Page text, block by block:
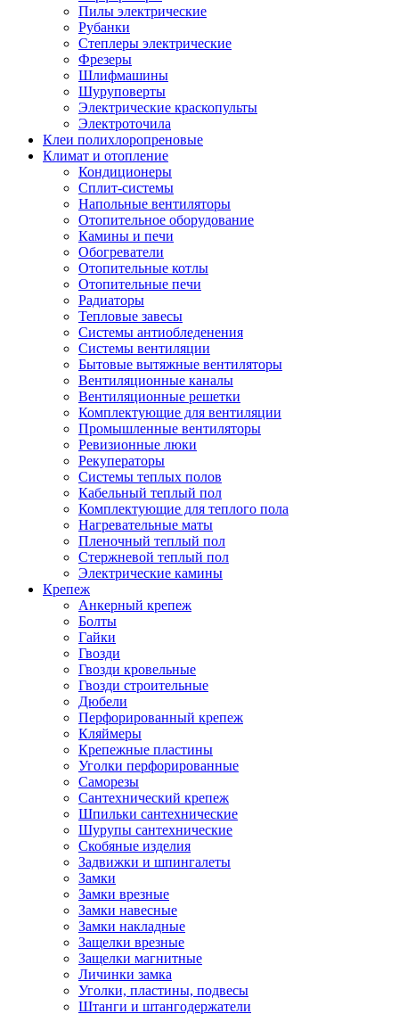
Пилы электрические
Рубанки
Степлеры электрические
Фрезеры
Шлифмашины
Шуруповерты
Электрические краскопульты
Электроточила
Клеи полихлоропреновые
Климат и отопление
Кондиционеры
Сплит-системы
Напольные вентиляторы
Отопительное оборудование
Камины и печи
Обогреватели
Отопительные котлы
Отопительные печи
Радиаторы
Тепловые завесы
Системы антиобледенения
Системы вентиляции
Бытовые вытяжные вентиляторы
Вентиляционные каналы
Вентиляционные решетки
Комплектующие для вентиляции
Промышленные вентиляторы
Ревизионные люки
Рекуператоры
Системы теплых полов
Кабельный теплый пол
Комплектующие для теплого пола
Нагревательные маты
Пленочный теплый пол
Стержневой теплый пол
Электрические камины
Крепеж
Анкерный крепеж
Болты
Гайки
Гвозди
Гвозди кровельные
Гвозди строительные
Дюбели
Перфорированный крепеж
Кляймеры
Крепежные пластины
Уголки перфорированные
Саморезы
Сантехнический крепеж
Шпильки сантехнические
Шурупы сантехнические
Скобяные изделия
Задвижки и шпингалеты
Замки
Замки врезные
Замки навесные
Замки накладные
Защелки врезные
Защелки магнитные
Личинки замка
Уголки, пластины, подвесы
Штанги и штангодержатели